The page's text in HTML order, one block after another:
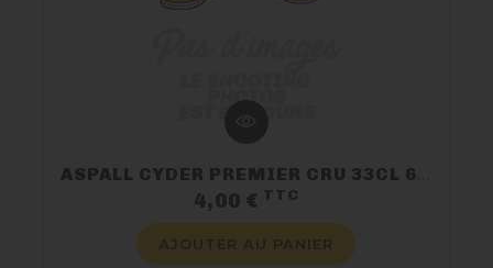
4,00 € TTC
AJOUTER AU PANIER